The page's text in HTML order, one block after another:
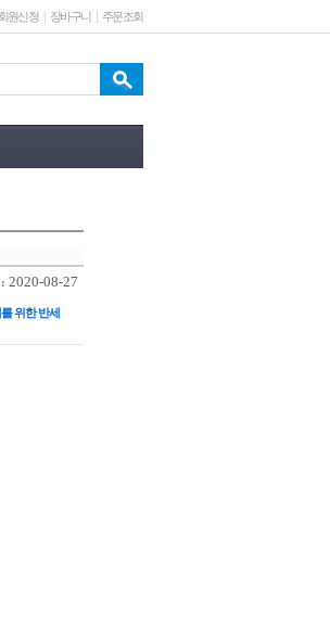
원신청 장바구니 주문조회
2020-08-27
위한 반세